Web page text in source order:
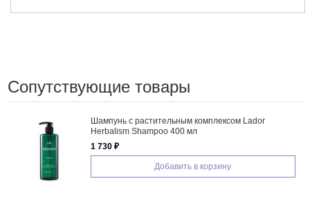
Сопутствующие товары
Шампунь с растительным комплексом Lador
Herbalism Shampoo 400 мл
1 730 ₽
Добавить в корзину